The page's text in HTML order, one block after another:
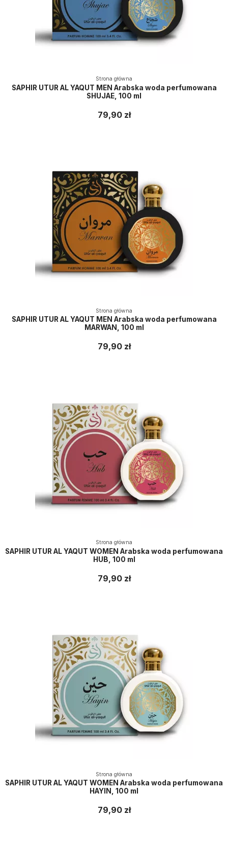
Strona główna
SAPHIR UTUR AL YAQUT MEN Arabska woda perfumowana
SHUJAE, 100 ml
79,90 zł
Strona główna
SAPHIR UTUR AL YAQUT MEN Arabska woda perfumowana
MARWAN, 100 ml
79,90 zł
Strona główna
SAPHIR UTUR AL YAQUT WOMEN Arabska woda perfumowana
HUB, 100 ml
79,90 zł
Strona główna
SAPHIR UTUR AL YAQUT WOMEN Arabska woda perfumowana
HAYIN, 100 ml
79,90 zł